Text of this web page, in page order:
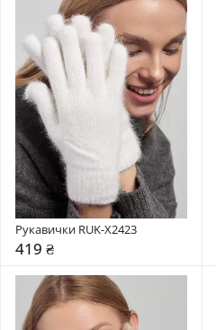
Рукавички RUK-X2423
419 ₴